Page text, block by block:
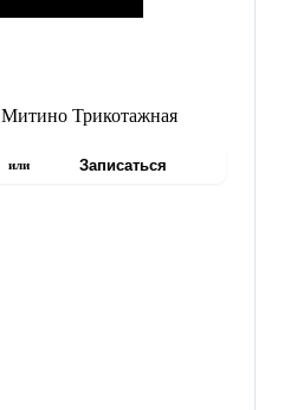
Митино Трикотажная
или Записаться